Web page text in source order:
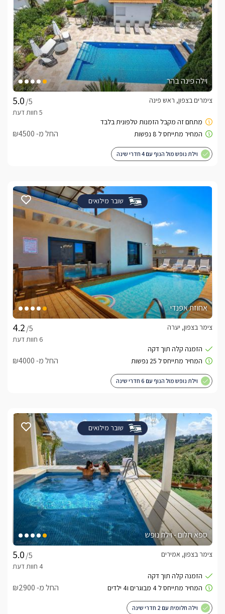
וילה פינה בהר
/5
צימרים בצפון, ראש פינה
החל מ- ₪4500
וילת נופש מול הנוף עם 4 חדרי שינה
שובר מילואים
אחוזת אפנדי
/5
צימר בצפון, יערה
החל מ- ₪4000
וילת נופש מול הנוף עם 6 חדרי שינה
שובר מילואים
ספא חלום - וילת נופש
/5
צימר בצפון, אמירים
החל מ- ₪2900
וילה חלומית עם 2 חדרי שינה